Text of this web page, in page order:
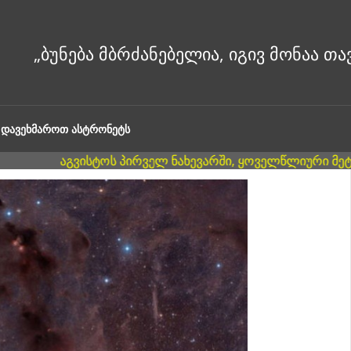
ᲓᲐᲕᲔᲮᲛᲐᲠᲝᲗ ᲐᲡᲢᲠᲝᲜᲔᲢᲡ